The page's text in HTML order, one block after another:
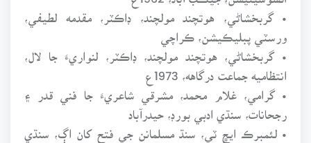
• گربخشاڻي، هوتچند مولچند، ڊاڪٽر، مقدمه لطيفي،
ورسٽي پبليڪيشن، ڪراچي
• گربخشاڻي، هوتچند مولچند، ڊاڪٽر، لنواريءَ جا لال،
انتظاميه جماعت درگاهه، 1973ع
• گرامي، غلام محمد، مشرقي شاعريءَ جا فني قدر ۽
رجحانات، سنڌي ادبي بورڊ، حيدرآباد
• لئمبرڪ ايڇ ٽي، سنڌ مسلمانن جي فتح کان اڳ، سنڌي